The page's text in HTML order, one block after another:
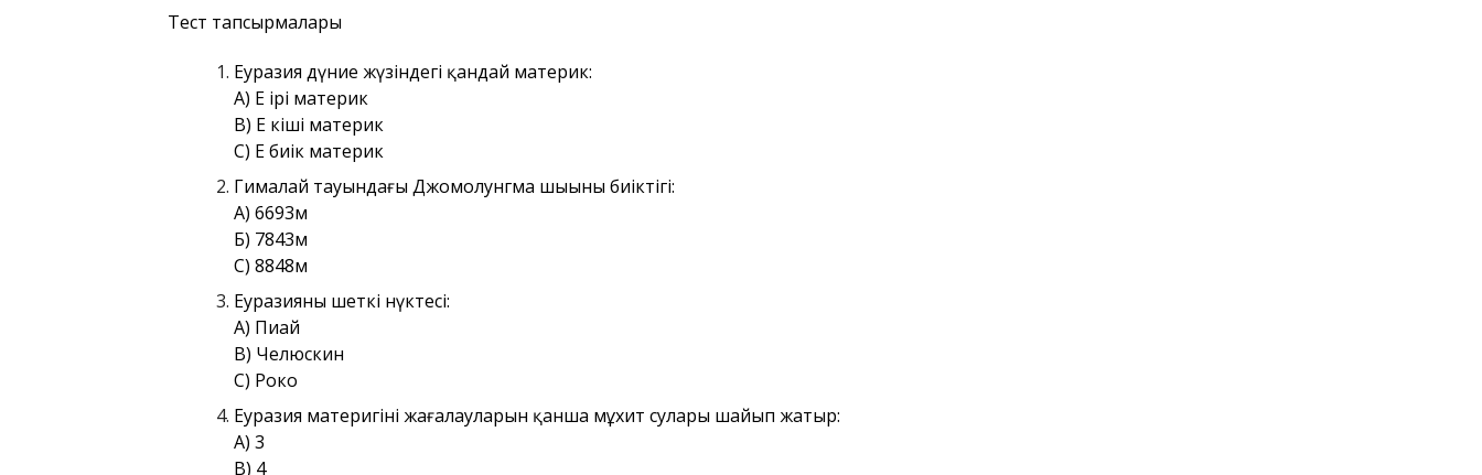
Тест тапсырмалары
Еуразия дүние жүзіндегі қандай материк:
А) Ең ірі материк
В) Ең кіші материк
С) Ең биік материк
Гималай тауындағы Джомолунгма шыңының биіктігі:
А) 6693м
Б) 7843м
С) 8848м
Еуразияның шеткі нүктесі:
А) Пиай
В) Челюскин
С) Роко
Еуразия материгінің жағалауларын қанша мұхит сулары шайып жатыр:
А) 3
В) 4